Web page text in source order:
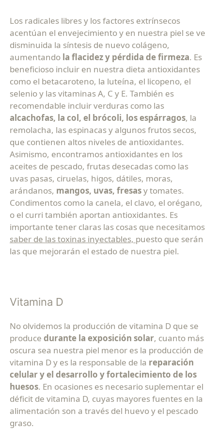
Los radicales libres y los factores extrínsecos
acentúan el envejecimiento y en nuestra piel se ve
disminuida la síntesis de nuevo colágeno,
aumentando la flacidez y pérdida de firmeza. Es
beneficioso incluir en nuestra dieta antioxidantes
como el betacaroteno, la luteína, el licopeno, el
selenio y las vitaminas A, C y E. También es
recomendable incluir verduras como las
alcachofas, la col, el brócoli, los espárragos, la
remolacha, las espinacas y algunos frutos secos,
que contienen altos niveles de antioxidantes.
Asimismo, encontramos antioxidantes en los
aceites de pescado, frutas desecadas como las
uvas pasas, ciruelas, higos, dátiles, moras,
arándanos, mangos, uvas, fresasy tomates.
Condimentos como la canela, el clavo, el orégano,
o el curri también aportan antioxidantes. Es
importante tener claras las cosas que necesitamos
saber de las toxinas inyectables, puesto que serán
las que mejorarán el estado de nuestra piel.
Vitamina D
No olvidemos la producción de vitamina D que se
produce durante la exposición solar, cuanto más
oscura sea nuestra piel menor es la producción de
vitamina D y es la responsable de la reparación
celular y el desarrollo y fortalecimiento de los
huesos. En ocasiones es necesario suplementar el
déficit de vitamina D, cuyas mayores fuentes en la
alimentación son a través del huevo y el pescado
graso.